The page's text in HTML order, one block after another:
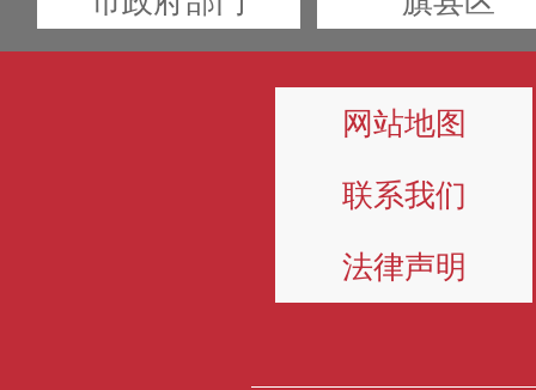
网站地图
联系我们
法律声明